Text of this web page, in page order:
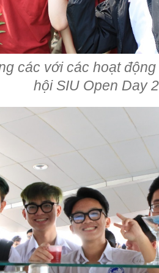
các với các hoạt
hội SIU Open Day